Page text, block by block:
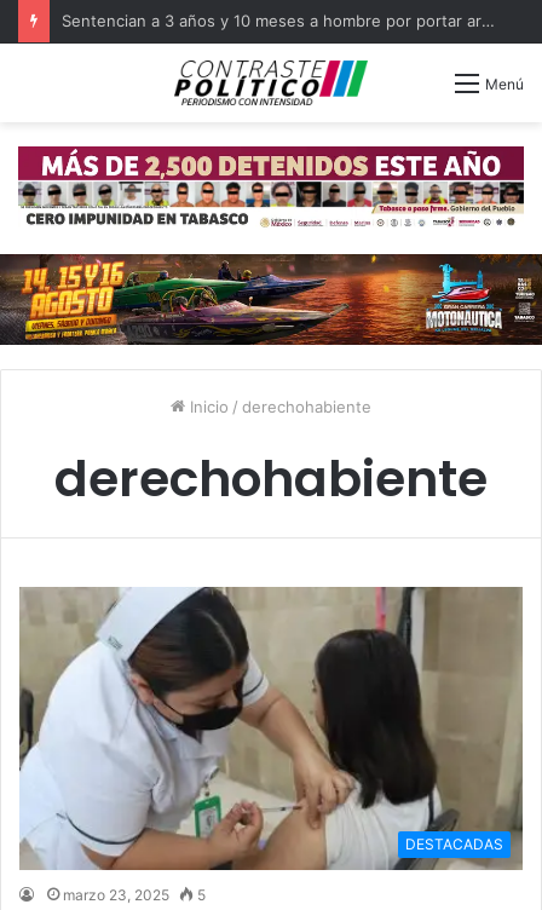
Sentencian a 3 años y 10 meses a hombre por portar arma en Balancán
Menú
Inicio / derechohabiente
derechohabiente
DESTACADAS
marzo 23, 2025 5